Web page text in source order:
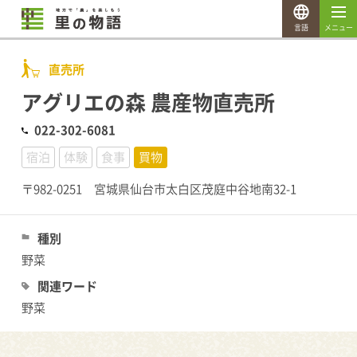
直売所
アグリエの森 農産物直売所
022-302-6081
宿泊
体験 食事
買物
〒982-0251 宮城県仙台市太白区茂庭中谷地南32-1
種別
野菜
関連ワード
野菜
メニュー
言語